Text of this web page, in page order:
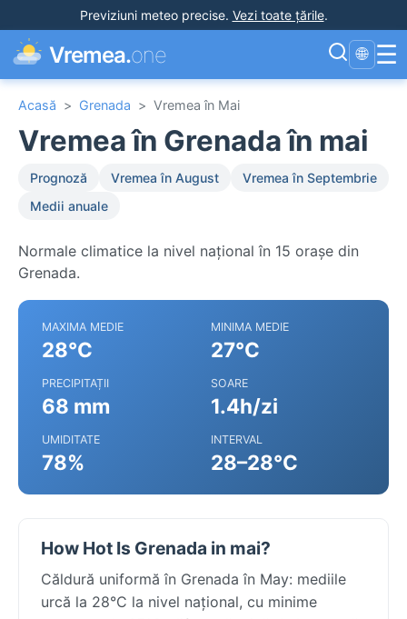
Previziuni meteo precise. Vezi toate țările.
Vremea.one 🌐 ☰
Acasă > Grenada > Vremea în Mai
Vremea în Grenada în mai
Prognoză Vremea în August
Vremea în Septembrie
Medii anuale
Normale climatice la nivel național în 15 orașe din
Grenada.
MAXIMA MEDIE
28°C
MINIMA MEDIE
27°C
PRECIPITAȚII
68 mm
SOARE
1.4h/zi
UMIDITATE
78%
INTERVAL
28–28°C
How Hot Is Grenada in mai?
Căldură uniformă în Grenada în May: mediile
urcă la 28°C la nivel național, cu minime